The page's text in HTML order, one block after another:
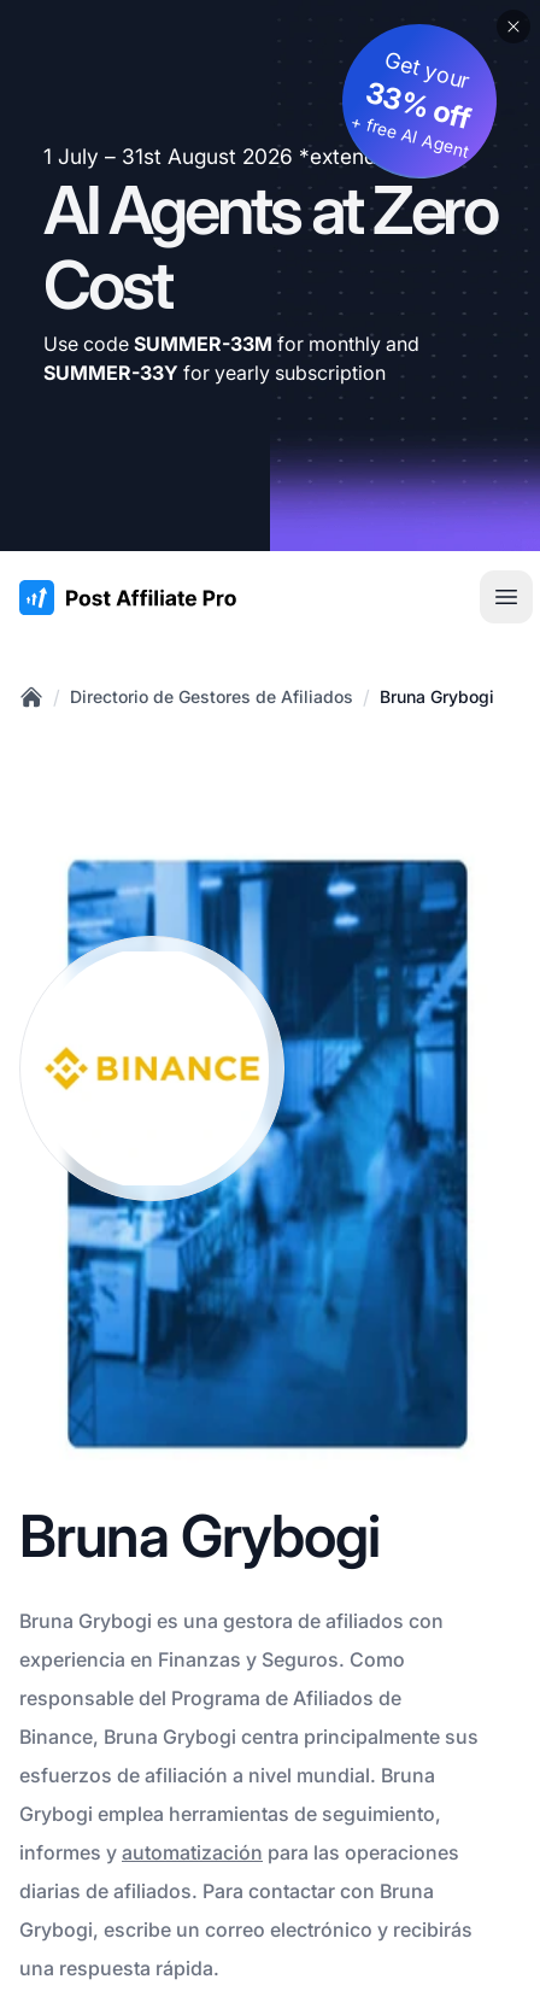
1 July – 31st August 2026 *extended
AI Agents at Zero
Cost
Get your
33% off
+ free AI Agent
Use code SUMMER-33M for monthly and
SUMMER-33Y for yearly subscription
:site.title
/ Directorio de Gestores de Afiliados / Bruna Grybogi
Bruna Grybogi
Bruna Grybogi es una gestora de afiliados con
experiencia en Finanzas y Seguros. Como
responsable del Programa de Afiliados de
Binance, Bruna Grybogi centra principalmente sus
esfuerzos de afiliación a nivel mundial. Bruna
Grybogi emplea herramientas de seguimiento,
informes y automatización para las operaciones
diarias de afiliados. Para contactar con Bruna
Grybogi, escribe un correo electrónico y recibirás
una respuesta rápida.